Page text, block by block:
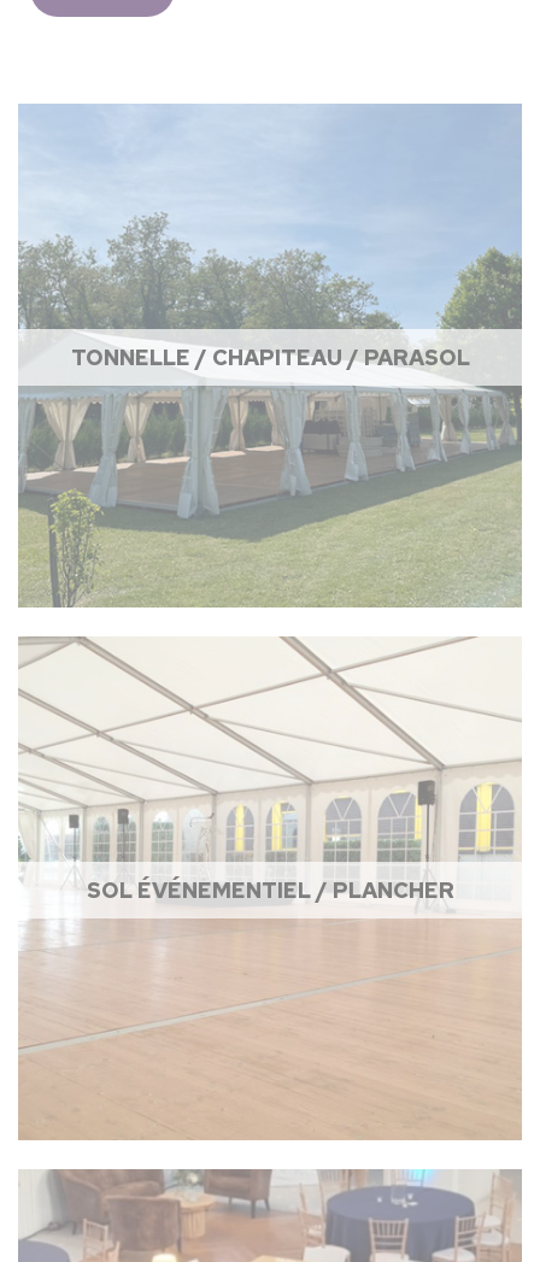
TONNELLE / CHAPITEAU / PARASOL
SOL ÉVÉNEMENTIEL / PLANCHER